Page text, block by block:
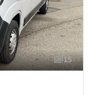
15